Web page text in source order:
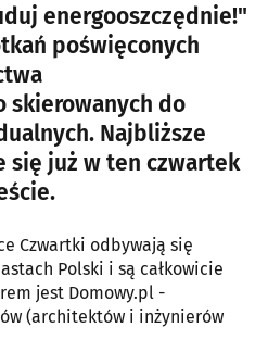
energooszczędnie!"
poświęconych
skierowanych do
Najbliższe
już w ten czwartek
Czwartki odbywają się
Polski i są całkowicie
jest Domowy.pl -
(architektów i inżynierów